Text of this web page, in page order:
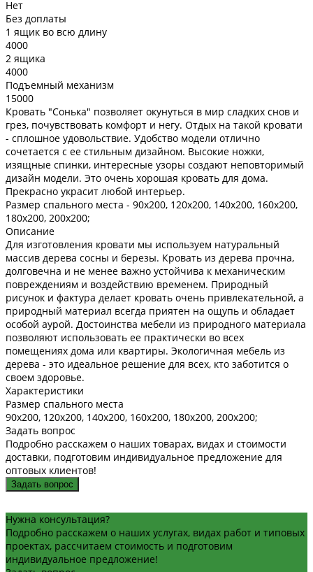
Нет
Без доплаты
1 ящик во всю длину
4000
2 ящика
4000
Подъемный механизм
15000
Кровать "Сонька" позволяет окунуться в мир сладких снов и
грез, почувствовать комфорт и негу. Отдых на такой кровати
- сплошное удовольствие. Удобство модели отлично
сочетается с ее стильным дизайном. Высокие ножки,
изящные спинки, интересные узоры создают неповторимый
дизайн модели. Это очень хорошая кровать для дома.
Прекрасно украсит любой интерьер.
Размер спального места - 90х200, 120х200, 140х200, 160х200,
180х200, 200х200;
Описание
Для изготовления кровати мы используем натуральный
массив дерева сосны и березы. Кровать из дерева прочна,
долговечна и не менее важно устойчива к механическим
повреждениям и воздействию временем. Природный
рисунок и фактура делает кровать очень привлекательной, а
природный материал всегда приятен на ощупь и обладает
особой аурой. Достоинства мебели из природного материала
позволяют использовать ее практически во всех
помещениях дома или квартиры. Экологичная мебель из
дерева - это идеальное решение для всех, кто заботится о
своем здоровье.
Характеристики
Размер спального места
90х200, 120х200, 140х200, 160х200, 180х200, 200х200;
Задать вопрос
Подробно расскажем о наших товарах, видах и стоимости
доставки, подготовим индивидуальное предложение для
оптовых клиентов!
Задать вопрос
Нужна консультация?
Подробно расскажем о наших услугах, видах работ и типовых
проектах, рассчитаем стоимость и подготовим
индивидуальное предложение!